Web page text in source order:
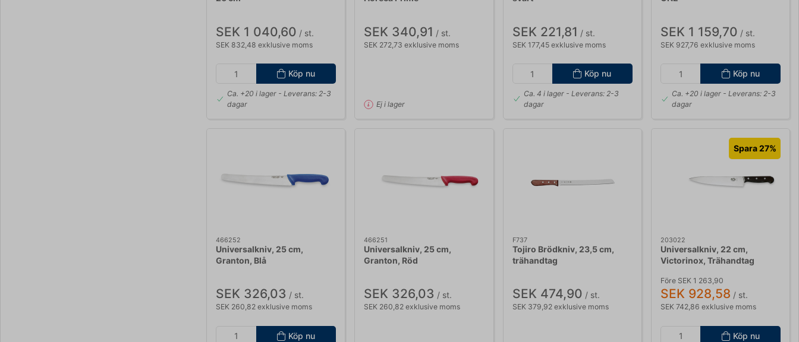
SEK 1 040,60 / st.
SEK 832,48 exklusive moms
Köp nu
Ca. +20 i lager - Leverans: 2-3
dagar
SEK 340,91 / st.
SEK 272,73 exklusive moms
Ej i lager
SEK 221,81 / st.
SEK 177,45 exklusive moms
Köp nu
Ca. 4 i lager - Leverans: 2-3
dagar
SEK 1 159,70 / st.
SEK 927,76 exklusive moms
Köp nu
Ca. +20 i lager- Leverans: 2-3
dagar
466252
Universalkniv, 25 cm,
Granton, Blå
SEK 326,03 / st.
SEK 260,82 exklusive moms
Köp nu
466251
Universalkniv, 25 cm,
Granton, Röd
SEK 326,03 / st.
SEK 260,82 exklusive moms
F737
Tojiro Brödkniv, 23,5 cm,
trähandtag
SEK 474,90 / st.
SEK 379,92 exklusive moms
Spara 27%
203022
Universalkniv, 22 cm,
Victorinox, Trähandtag
Före SEK 1 263,90
SEK 928,58 / st.
SEK 742,86 exklusive moms
Köp nu